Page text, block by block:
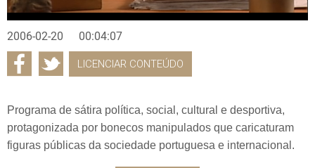
2006-02-20 00:04:07
LICENCIAR CONTEÚDO
Programa de sátira política, social, cultural e desportiva,
protagonizada por bonecos manipulados que caricaturam
figuras públicas da sociedade portuguesa e internacional.